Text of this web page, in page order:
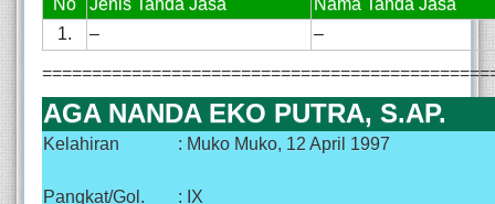
No Jenis Tanda Jasa
Nama Tanda Jasa
1.
– –
AGA NANDA EKO PUTRA, S.AP.
Kelahiran : Muko Muko, 12 April 1997
Pangkat/Gol.
: IX